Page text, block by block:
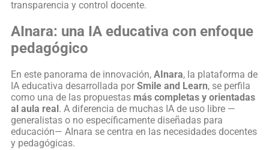
transparencia y control docente.
AInara: una IA educativa con enfoque
pedagógico
En este panorama de innovación, AInara, la plataforma de
IA educativa desarrollada por Smile and Learn, se perfila
como una de las propuestas más completas y orientadas
al aula real. A diferencia de muchas IA de uso libre —
generalistas o no específicamente diseñadas para
educación— AInara se centra en las necesidades docentes
y pedagógicas.